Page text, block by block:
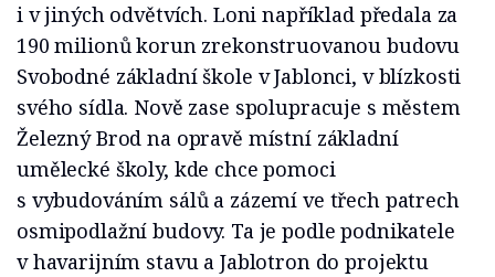
i v jiných odvětvích. Loni například předala za
190 milionů korun zrekonstruovanou budovu
Svobodné základní škole v Jablonci, v blízkosti
svého sídla. Nově zase spolupracuje s městem
Železný Brod na opravě místní základní
umělecké školy, kde chce pomoci
s vybudováním sálů a zázemí ve třech patrech
osmipodlažní budovy. Ta je podle podnikatele
v havarijním stavu a Jablotron do projektu